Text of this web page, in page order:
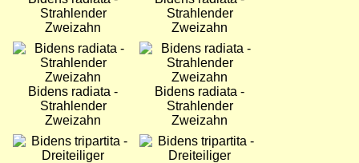
Strahlender
Zweizahn
Strahlender
Zweizahn
Bild
Bidens radiata -
Strahlender
Zweizahn
Bild
Bidens radiata -
Strahlender
Zweizahn
Bild
Bild